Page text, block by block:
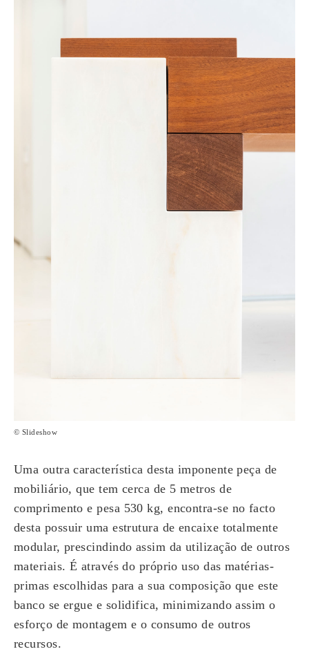
© Slideshow
Uma outra característica desta imponente peça de
mobiliário, que tem cerca de 5 metros de
comprimento e pesa 530 kg, encontra-se no facto
desta possuir uma estrutura de encaixe totalmente
modular, prescindindo assim da utilização de outros
materiais. É através do próprio uso das matérias-
primas escolhidas para a sua composição que este
banco se ergue e solidifica, minimizando assim o
esforço de montagem e o consumo de outros
recursos.